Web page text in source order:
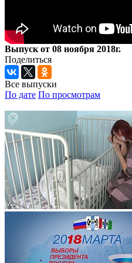
Выпуск от 08 ноября 2018г.
Поделиться
Все выпуски
По дате По просмотрам